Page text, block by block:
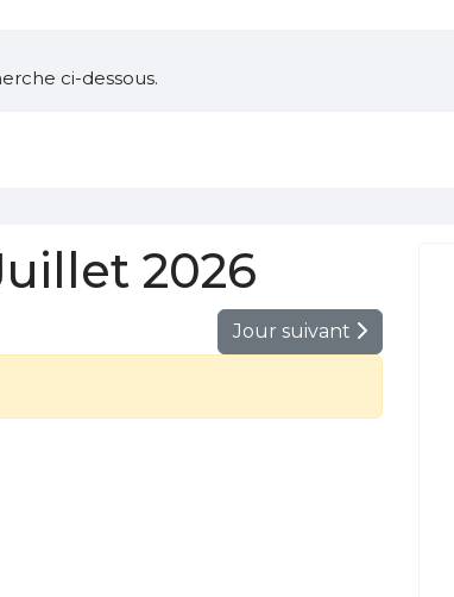
ci-dessous.
2026
Jour suivant